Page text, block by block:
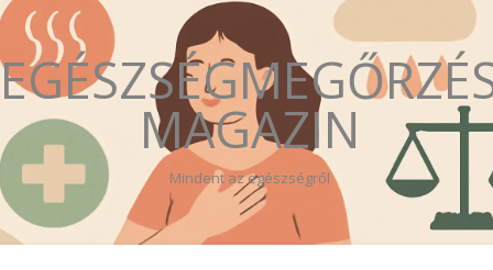
MAGAZIN
Mindent az egészségről